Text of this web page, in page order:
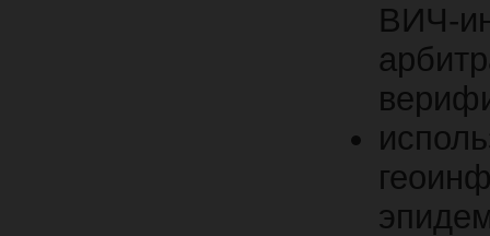
ВИЧ-